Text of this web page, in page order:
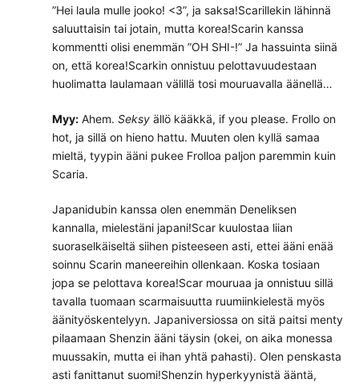
”Hei laula mulle jooko! <3”, ja saksa!Scarillekin lähinnä
saluuttaisin tai jotain, mutta korea!Scarin kanssa
kommentti olisi enemmän ”OH SHI-!” Ja hassuinta siinä
on, että korea!Scarkin onnistuu pelottavuudestaan
huolimatta laulamaan välillä tosi mouruavalla äänellä…
Myy: Ahem. Seksy ällö kääkkä, if you please. Frollo on
hot, ja sillä on hieno hattu. Muuten olen kyllä samaa
mieltä, tyypin ääni pukee Frolloa paljon paremmin kuin
Scaria.
Japanidubin kanssa olen enemmän Deneliksen
kannalla, mielestäni japani!Scar kuulostaa liian
suoraselkäiseltä siihen pisteeseen asti, ettei ääni enää
soinnu Scarin maneereihin ollenkaan. Koska tosiaan
jopa se pelottava korea!Scar mouruaa ja onnistuu sillä
tavalla tuomaan scarmaisuutta ruumiinkielestä myös
äänityöskentelyyn. Japaniversiossa on sitä paitsi menty
pilaamaan Shenzin ääni täysin (okei, on aika monessa
muussakin, mutta ei ihan yhtä pahasti). Olen penskasta
asti fanittanut suomi!Shenzin hyperkyynistä ääntä,